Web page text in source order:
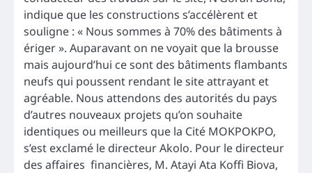
indique que les constructions s’accélèrent et
souligne : « Nous sommes à 70% des bâtiments à
ériger ». Auparavant on ne voyait que la brousse
mais aujourd’hui ce sont des bâtiments flambants
neufs qui poussent rendant le site attrayant et
agréable. Nous attendons des autorités du pays
d’autres nouveaux projets qu’on souhaite
identiques ou meilleurs que la Cité MOKPOKPO,
s’est exclamé le directeur Akolo. Pour le directeur
des affaires financières, M. Atayi Ata Koffi Biova,